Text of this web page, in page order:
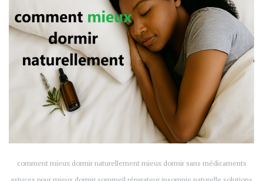
comment mieux dormir naturellement mieux dormir sans médicaments